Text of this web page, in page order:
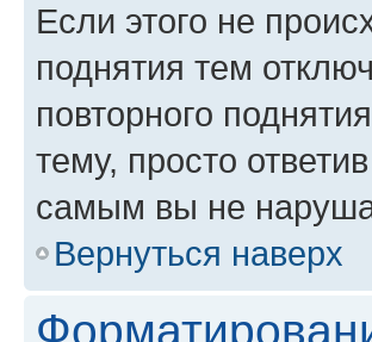
Если этого не
поднятия тем
повторного
тему, просто
самым вы не
Вернуться наверх